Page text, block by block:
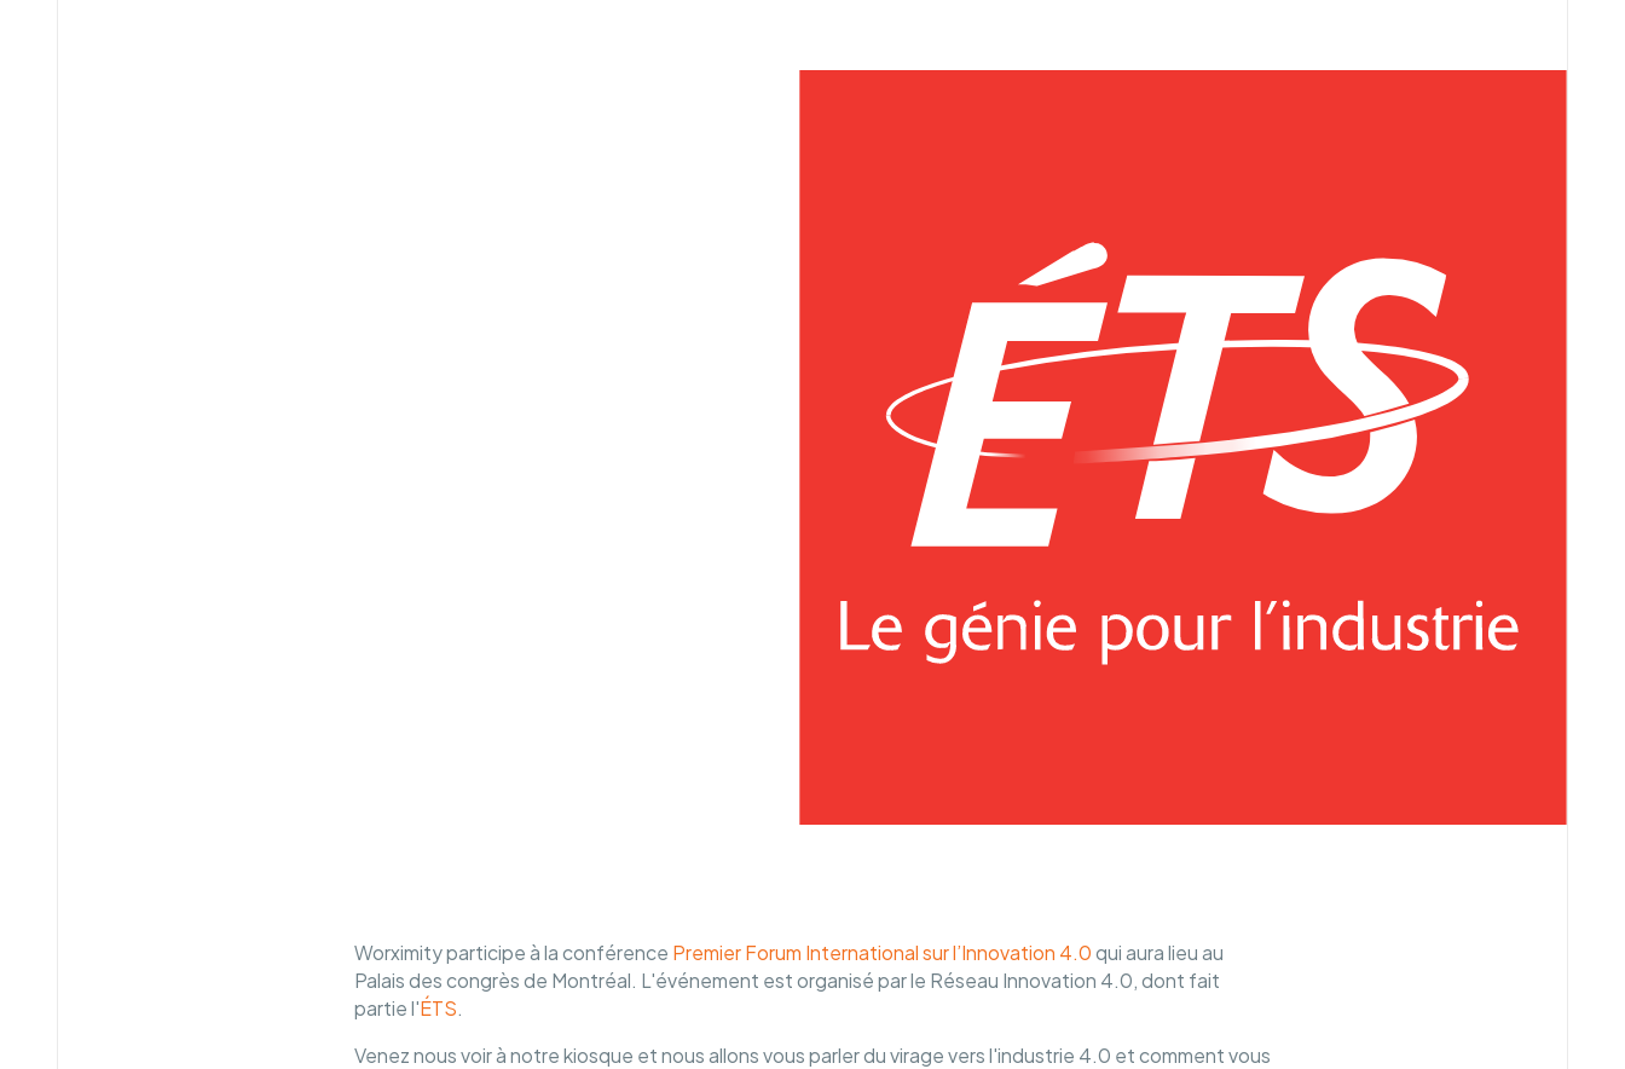
Worximity participe à la conférence Premier Forum International sur l’Innovation 4.0 qui aura lieu au
Palais des congrès de Montréal. L'événement est organisé par le Réseau Innovation 4.0, dont fait
partie l'ÉTS.
Venez nous voir à notre kiosque et nous allons vous parler du virage vers l'industrie 4.0 et comment vous